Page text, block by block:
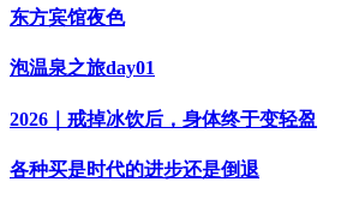
东方宾馆夜色
泡温泉之旅day01
2026｜戒掉冰饮后，身体终于变轻盈
各种买是时代的进步还是倒退